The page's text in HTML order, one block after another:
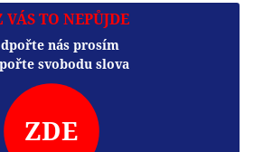
VÁS TO NEPŮJDE
nás prosím
svobodu slova
ZDE